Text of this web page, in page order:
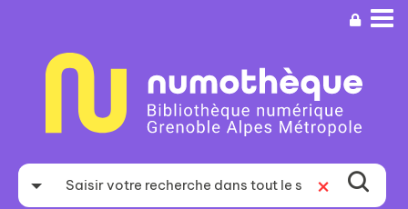
recherche